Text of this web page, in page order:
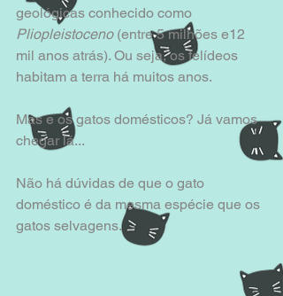
geológicas conhecido como
Pliopleistoceno (entre 5 milhões e12
mil anos atrás). Ou seja, os felídeos
habitam a terra há muitos anos.
Mas e os gatos domésticos? Já vamos
chegar lá...
Não há dúvidas de que o gato
doméstico é da mesma espécie que os
gatos selvagens.